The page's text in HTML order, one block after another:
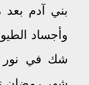
بني آدم
وأجساد
شك في نور